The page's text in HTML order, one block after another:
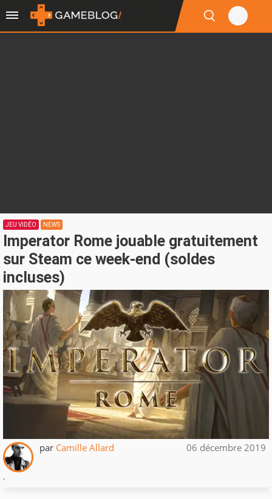
JEU VIDÉO NEWS
Imperator Rome jouable gratuitement
sur Steam ce week-end (soldes
incluses)
par Camille Allard 06 décembre 2019
.